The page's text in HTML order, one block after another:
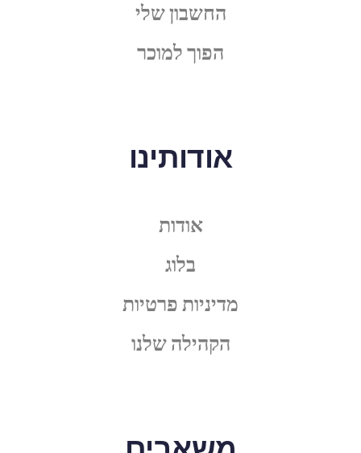
החשבון שלי
הפוך למוכר
אודותינו
אודות
בלוג
מדיניות פרטיות
הקהילה שלנו